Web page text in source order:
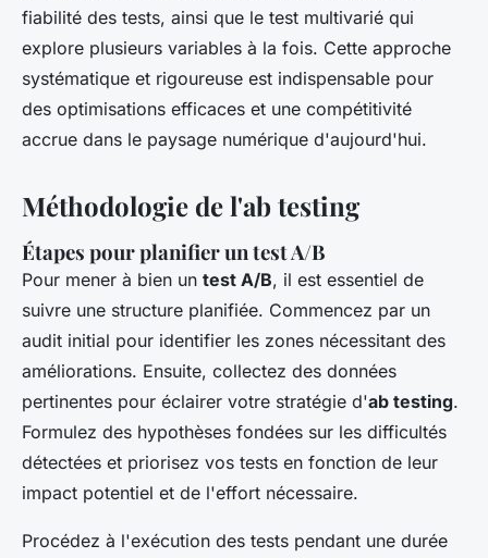
fiabilité des tests, ainsi que le test multivarié qui
explore plusieurs variables à la fois. Cette approche
systématique et rigoureuse est indispensable pour
des optimisations efficaces et une compétitivité
accrue dans le paysage numérique d'aujourd'hui.
Méthodologie de l'ab testing
Étapes pour planifier un test A/B
Pour mener à bien un test A/B, il est essentiel de
suivre une structure planifiée. Commencez par un
audit initial pour identifier les zones nécessitant des
améliorations. Ensuite, collectez des données
pertinentes pour éclairer votre stratégie d'ab testing.
Formulez des hypothèses fondées sur les difficultés
détectées et priorisez vos tests en fonction de leur
impact potentiel et de l'effort nécessaire.
Procédez à l'exécution des tests pendant une durée